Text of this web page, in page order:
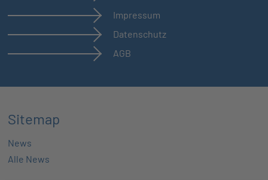
Impressum
Datenschutz
AGB
Sitemap
News
Alle News